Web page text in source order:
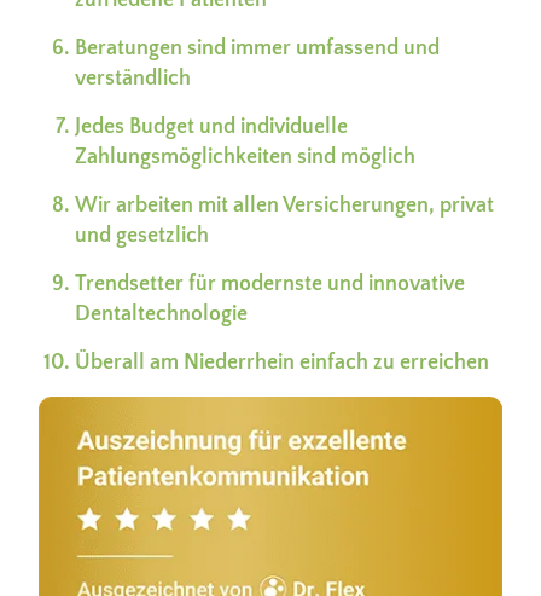
Beratungen sind immer umfassend und
verständlich
Jedes Budget und individuelle
Zahlungsmöglichkeiten sind möglich
Wir arbeiten mit allen Versicherungen, privat
und gesetzlich
Trendsetter für modernste und innovative
Dentaltechnologie
Überall am Niederrhein einfach zu erreichen